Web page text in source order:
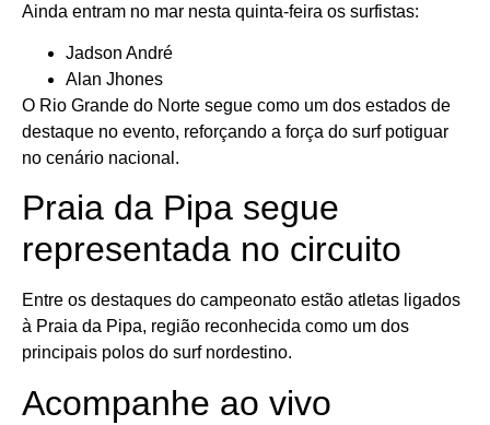
Ainda entram no mar nesta quinta-feira os surfistas:
Jadson André
Alan Jhones
O Rio Grande do Norte segue como um dos estados de
destaque no evento, reforçando a força do surf potiguar
no cenário nacional.
Praia da Pipa segue
representada no circuito
Entre os destaques do campeonato estão atletas ligados
à Praia da Pipa, região reconhecida como um dos
principais polos do surf nordestino.
Acompanhe ao vivo